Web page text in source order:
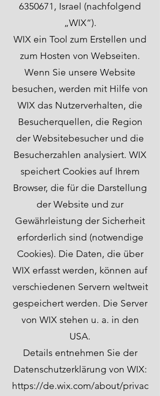
6350671 , Israel (nachfolgend
„WIX“).
WIX ein Tool zum Erstellen und
zum Hosten von Webseiten.
Wenn Sie unsere Website
besuchen, werden mit Hilfe von
WIX das Nutzerverhalten, die
Besucherquellen, die Region
der Websitebesucher und die
Besucherzahlen analysiert. WIX
speichert Cookies auf Ihrem
Browser, die für die Darstellung
der Website und zur
Gewährleistung der Sicherheit
erforderlich sind (notwendige
Cookies). Die Daten, die über
WIX erfasst werden, können auf
verschiedenen Servern weltweit
gespeichert werden. Die Server
von WIX stehen u. a. in den
USA.
Details entnehmen Sie der
Datenschutzerklärung von WIX:
https://de.wix.com/about/privac